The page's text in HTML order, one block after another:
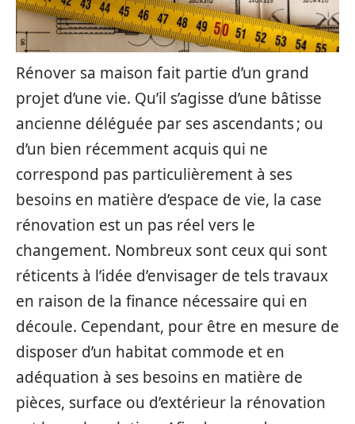
Rénover sa maison fait partie d’un grand
projet d’une vie. Qu’il s’agisse d’une bâtisse
ancienne déléguée par ses ascendants ; ou
d’un bien récemment acquis qui ne
correspond pas particulièrement à ses
besoins en matière d’espace de vie, la case
rénovation est un pas réel vers le
changement. Nombreux sont ceux qui sont
réticents à l’idée d’envisager de tels travaux
en raison de la finance nécessaire qui en
découle. Cependant, pour être en mesure de
disposer d’un habitat commode et en
adéquation à ses besoins en matière de
pièces, surface ou d’extérieur la rénovation